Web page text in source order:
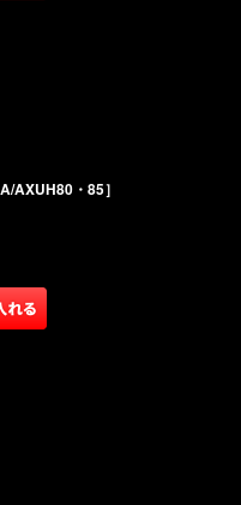
AXUH80・85］